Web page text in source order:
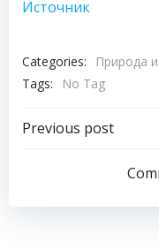
Источник
Categories:
Природа
Tags:
No Tag
Previous post